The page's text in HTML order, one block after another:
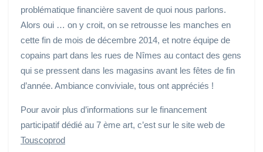
problématique financière savent de quoi nous parlons.
Alors oui … on y croit, on se retrousse les manches en
cette fin de mois de décembre 2014, et notre équipe de
copains part dans les rues de Nîmes au contact des gens
qui se pressent dans les magasins avant les fêtes de fin
d’année. Ambiance conviviale, tous ont appréciés !
Pour avoir plus d’informations sur le financement
participatif dédié au 7 ème art, c’est sur le site web de
Touscoprod